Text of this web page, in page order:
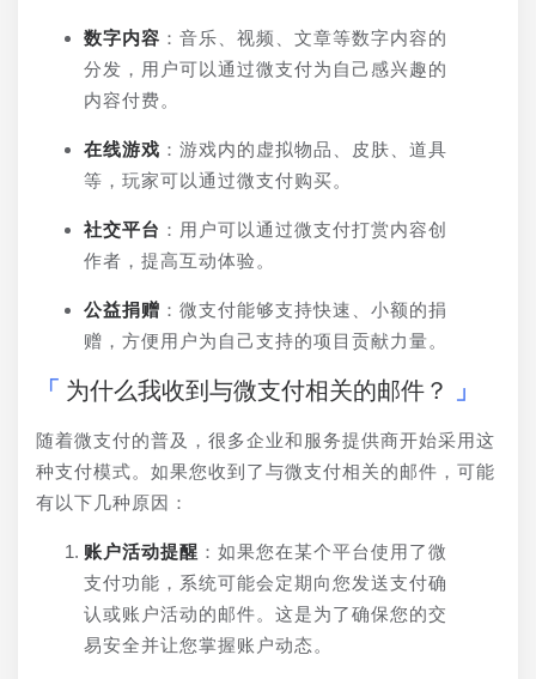
数字内容 ：音乐、视频、文章等数字内容的
分发，用户可以通过微支付为自己感兴趣的
内容付费。
在线游戏 ：游戏内的虚拟物品、皮肤、道具
等，玩家可以通过微支付购买。
社交平台 ：用户可以通过微支付打赏内容创
作者，提高互动体验。
公益捐赠 ：微支付能够支持快速、小额的捐
赠，方便用户为自己支持的项目贡献力量。
为什么我收到与微支付相关的邮件？
随着微支付的普及，很多企业和服务提供商开始采用这
种支付模式。如果您收到了与微支付相关的邮件，可能
有以下几种原因：
账户活动提醒 ：如果您在某个平台使用了微
支付功能，系统可能会定期向您发送支付确
认或账户活动的邮件。这是为了确保您的交
易安全并让您掌握账户动态。